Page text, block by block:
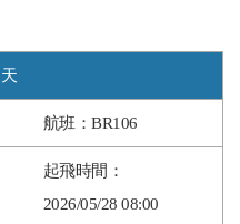
BR106
2026/05/28 08:00